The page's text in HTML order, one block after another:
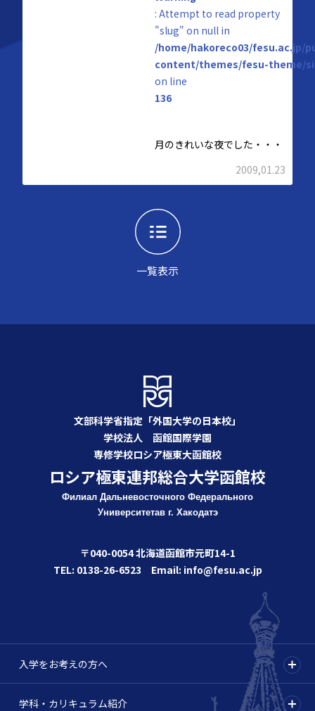
一覧表示
: Attempt to read property
"slug" on null in
/home/hakoreco03/fesu.ac.jp/
content/themes/fesu-theme/
on line
136
月のきれいな夜でした・・・
2009,01.23
文部科学省指定「外国大学の日本校」
学校法人 函館国際学園
専修学校ロシア極東大函館校
ロシア極東連邦総合大学函館校
Филиал Дальневосточного Федерального
Университетав г. Хакодатэ
〒040-0054 北海道函館市元町14-1
TEL: 0138-26-6523 Email: info@fesu.ac.jp
入学をお考えの方へ
学科・カリキュラム紹介